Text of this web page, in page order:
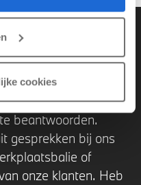
cookies
over
we zoveel
beantwoorden.
gesprekken bij ons
of
onze klanten. Heb